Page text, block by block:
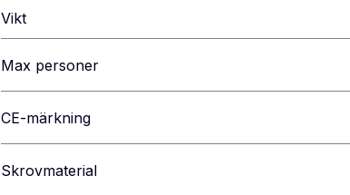
Vikt
Max personer
CE-märkning
Skrovmaterial